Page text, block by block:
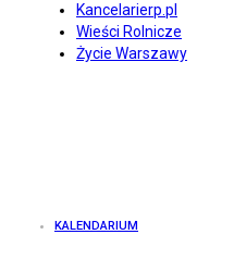
Kancelarierp.pl
Wieści Rolnicze
Życie Warszawy
KALENDARIUM